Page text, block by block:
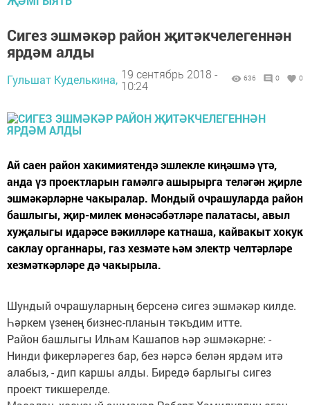
Сигез эшмәкәр район җитәкчелегеннән
ярдәм алды
Гульшат Куделькина, 19 сентябрь 2018 -
10:24
636 0 0
Ай саен район хакимиятендә эшлекле киңәшмә үтә,
анда үз проектларын гамәлгә ашырырга теләгән җирле
эшмәкәрләрне чакыралар. Мондый очрашуларда район
башлыгы, җир-милек мөнәсәбәтләре палатасы, авыл
хуҗалыгы идарәсе вәкилләре катнаша, кайвакыт хокук
саклау органнары, газ хезмәте һәм электр челтәрләре
хезмәткәрләре дә чакырыла.
Шундый очрашуларның берсенә сигез эшмәкәр килде.
Һәркем үзенең бизнес-планын тәкъдим итте.
Район башлыгы Илһам Кашапов һәр эшмәкәрне: -
Нинди фикерләрегез бар, без нәрсә белән ярдәм итә
алабыз, - дип каршы алды. Биредә барлыгы сигез
проект тикшерелде.